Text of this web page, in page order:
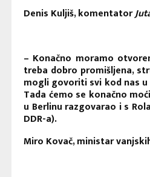
Denis Kuljiš, komentator
– Konačno moramo
treba dobro promišljena,
mogli govoriti svi kod nas
Tada ćemo se konačno
u Berlinu razgovarao i s
DDR-a).
Miro Kovač, ministar